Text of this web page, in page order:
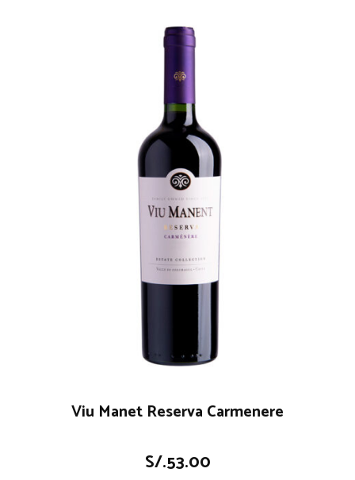
Viu Manet Reserva Carmenere
S/.53.00